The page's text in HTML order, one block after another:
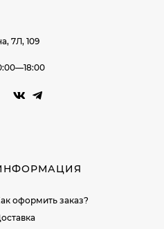
7Л, 109
оформить заказ?